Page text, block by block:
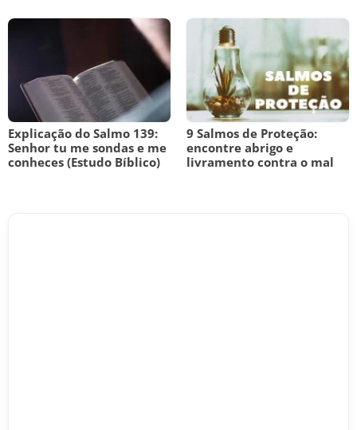
Explicação do Salmo 139:
Senhor tu me sondas e me
conheces (Estudo Bíblico)
9 Salmos de Proteção:
encontre abrigo e
livramento contra o mal